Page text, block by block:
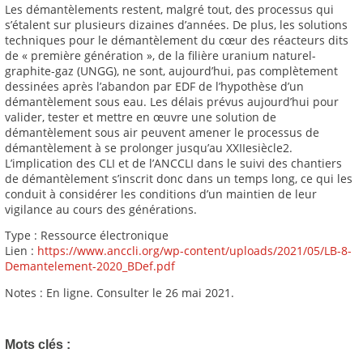
Les démantèlements restent, malgré tout, des processus qui
s’étalent sur plusieurs dizaines d’années. De plus, les solutions
techniques pour le démantèlement du cœur des réacteurs dits
de « première génération », de la filière uranium naturel-
graphite-gaz (UNGG), ne sont, aujourd’hui, pas complètement
dessinées après l’abandon par EDF de l’hypothèse d’un
démantèlement sous eau. Les délais prévus aujourd’hui pour
valider, tester et mettre en œuvre une solution de
démantèlement sous air peuvent amener le processus de
démantèlement à se prolonger jusqu’au XXIIesiècle2.
L’implication des CLI et de l’ANCCLI dans le suivi des chantiers
de démantèlement s’inscrit donc dans un temps long, ce qui les
conduit à considérer les conditions d’un maintien de leur
vigilance au cours des générations.
Type : Ressource électronique
Lien : https://www.anccli.org/wp-content/uploads/2021/05/LB-8-
Demantelement-2020_BDef.pdf
Notes : En ligne. Consulter le 26 mai 2021.
Mots clés :